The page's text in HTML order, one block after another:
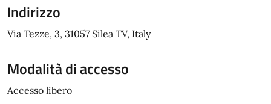
Indirizzo
Via Tezze, 3, 31057 Silea TV, Italy
Modalità di accesso
Accesso libero